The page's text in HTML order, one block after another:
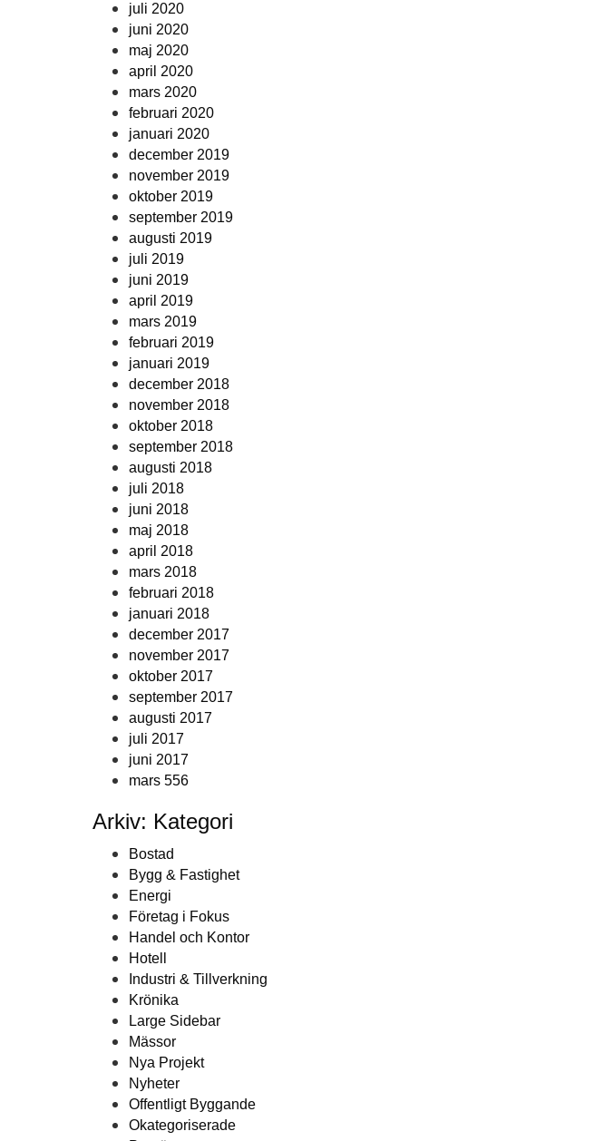
juli 2020
juni 2020
maj 2020
april 2020
mars 2020
februari 2020
januari 2020
december 2019
november 2019
oktober 2019
september 2019
augusti 2019
juli 2019
juni 2019
april 2019
mars 2019
februari 2019
januari 2019
december 2018
november 2018
oktober 2018
september 2018
augusti 2018
juli 2018
juni 2018
maj 2018
april 2018
mars 2018
februari 2018
januari 2018
december 2017
november 2017
oktober 2017
september 2017
augusti 2017
juli 2017
juni 2017
mars 556
Arkiv: Kategori
Bostad
Bygg & Fastighet
Energi
Företag i Fokus
Handel och Kontor
Hotell
Industri & Tillverkning
Krönika
Large Sidebar
Mässor
Nya Projekt
Nyheter
Offentligt Byggande
Okategoriserade